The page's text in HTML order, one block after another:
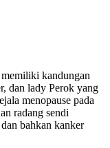
kandungan
dan lady Perok yang
menopause pada
radang sendi
bahkan kanker